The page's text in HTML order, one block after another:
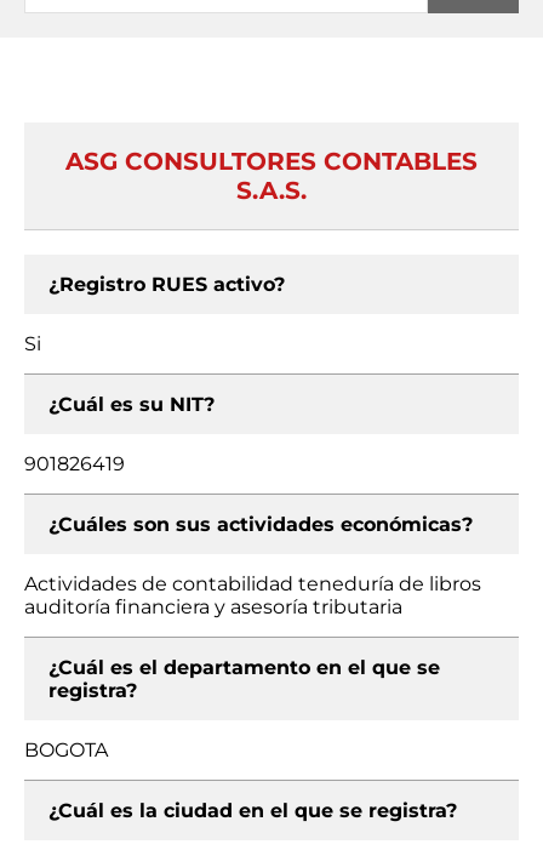
ASG CONSULTORES CONTABLES
S.A.S.
¿Registro RUES activo?
Si
¿Cuál es su NIT?
901826419
¿Cuáles son sus actividades económicas?
Actividades de contabilidad teneduría de libros
auditoría financiera y asesoría tributaria
¿Cuál es el departamento en el que se
registra?
BOGOTA
¿Cuál es la ciudad en el que se registra?